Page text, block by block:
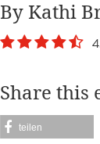
By Kathi
Share this
teilen